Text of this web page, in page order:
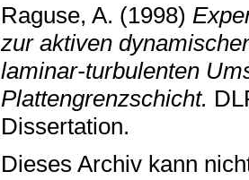
Raguse, A. (1998)
zur aktiven
laminar-turbulenten
Plattengrenzschicht.
Dissertation.
Dieses Archiv kann